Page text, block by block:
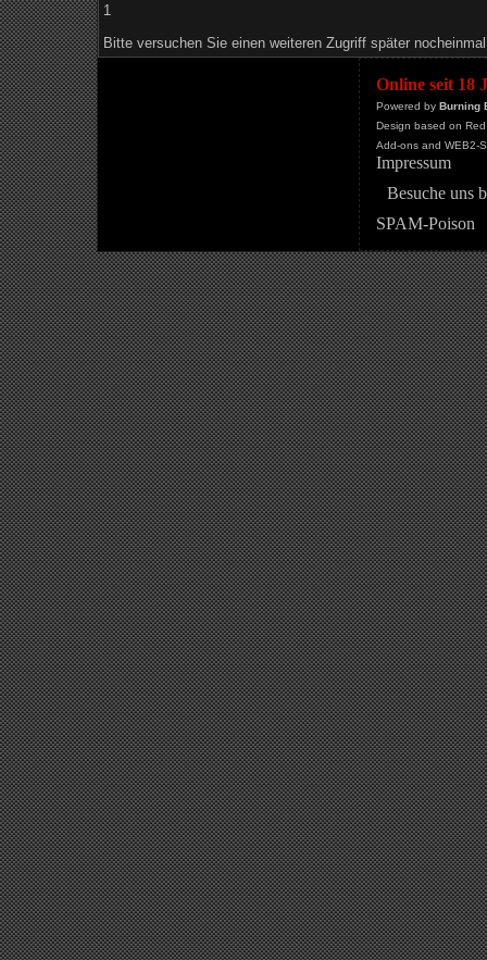
1
Bitte versuchen Sie einen weiteren Zugriff später
Online seit 18
Powered by Burning
Design based on
Add-ons and WEB2-
Impressum
Besuche uns
SPAM-Poison